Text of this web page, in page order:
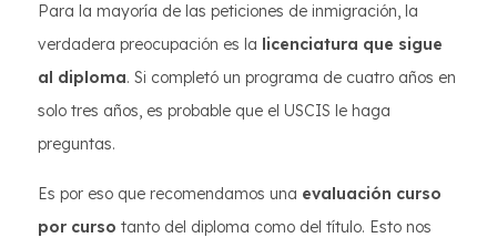
Para la mayoría de las peticiones de inmigración, la
verdadera preocupación es la licenciatura que sigue
al diploma. Si completó un programa de cuatro años en
solo tres años, es probable que el USCIS le haga
preguntas.
Es por eso que recomendamos una evaluación curso
por curso tanto del diploma como del título. Esto nos